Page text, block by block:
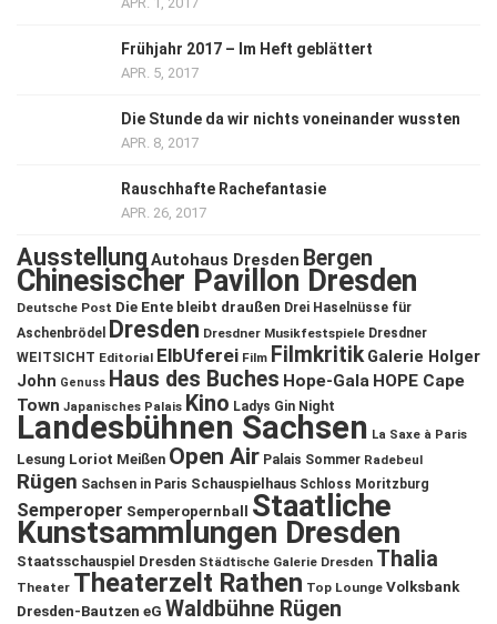
Frühjahr 2017 – Im Heft geblättert
APR. 5, 2017
Die Stunde da wir nichts voneinander wussten
APR. 8, 2017
Rauschhafte Rachefantasie
APR. 26, 2017
Ausstellung Autohaus Dresden Bergen
Chinesischer Pavillon Dresden
Deutsche Post Die Ente bleibt draußen Drei Haselnüsse für
Aschenbrödel
Dresden Dresdner Musikfestspiele Dresdner
WEITSICHT Editorial ElbUferei Film Filmkritik Galerie Holger
John Genuss Haus des Buches Hope-Gala HOPE Cape
Town Japanisches Palais Kino Ladys Gin Night
Landesbühnen Sachsen La Saxe à Paris
Lesung Loriot Meißen Open Air Palais Sommer Radebeul
Rügen Sachsen in Paris Schauspielhaus Schloss Moritzburg
Semperoper Semperopernball Staatliche
Kunstsammlungen Dresden
Staatsschauspiel Dresden Städtische Galerie Dresden Thalia
Theater Theaterzelt Rathen Top Lounge Volksbank
Dresden-Bautzen eG Waldbühne Rügen